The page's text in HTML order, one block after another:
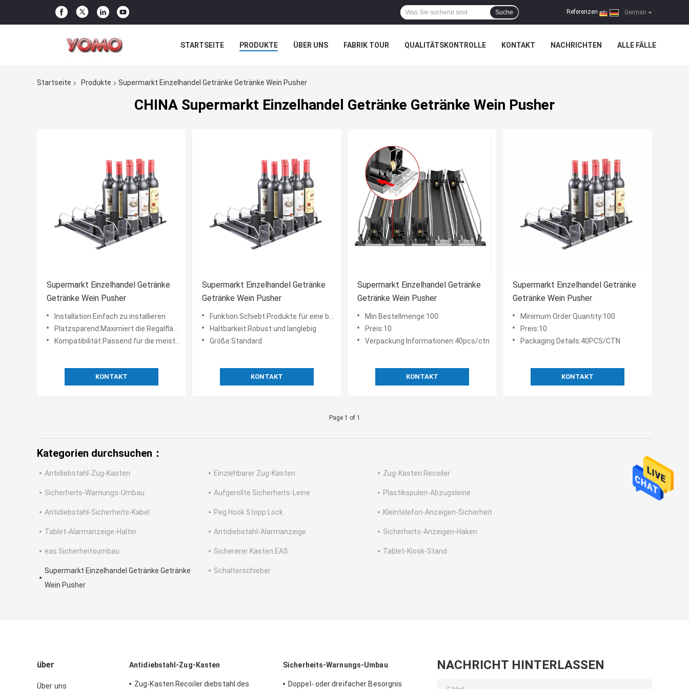
German
Referenzen |
Suche
STARTSEITE PRODUKTE ÜBER UNS FABRIK TOUR QUALITÄTSKONTROLLE KONTAKT NACHRICHTEN ALLE FÄLLE
Startseite Produkte Supermarkt Einzelhandel Getränke Getränke Wein Pusher
CHINA Supermarkt Einzelhandel Getränke Getränke Wein Pusher
Supermarkt Einzelhandel Getränke
Getränke Wein Pusher
Installation:Einfach zu installieren
Platzsparend:Maximiert die Regalfläche
Kompatibilität:Passend für die meisten Standardregale
KONTAKT
Supermarkt Einzelhandel Getränke
Getränke Wein Pusher
Funktion:Schiebt Produkte für eine bessere Sichtbarkeit voran
Haltbarkeit:Robust und langlebig
Größe:Standard
KONTAKT
Supermarkt Einzelhandel Getränke
Getränke Wein Pusher
Min Bestellmenge:100
Preis:10
Verpackung Informationen:40pcs/ctn
KONTAKT
Supermarkt Einzelhandel Getränke
Getränke Wein Pusher
Minimum Order Quantity:100
Preis:10
Packaging Details:40PCS/CTN
KONTAKT
Page 1 of 1
Kategorien durchsuchen：
Antidiebstahl-Zug-Kasten Einziehbarer Zug-Kasten Zug-Kasten Recoiler
Sicherheits-Warnungs-Umbau Aufgerollte Sicherheits-Leine Plastikspulen-Abzugsleine
Antidiebstahl-Sicherheits-Kabel Peg Hook Stopp Lock Kleintelefon-Anzeigen-Sicherheit
Tablet-Alarmanzeige-Halter Antidiebstahl-Alarmanzeige Sicherheits-Anzeigen-Haken
eas Sicherheitsumbau Sichererer Kasten EAS Tablet-Kiosk-Stand
Supermarkt Einzelhandel Getränke Getränke
Wein Pusher
Schalterschieber
über
Über uns
Antidiebstahl-Zug-Kasten
Zug-Kasten Recoiler diebstahl des
Sicherheits-Warnungs-Umbau
Doppel- oder dreifacher Besorgnis
NACHRICHT HINTERLASSEN